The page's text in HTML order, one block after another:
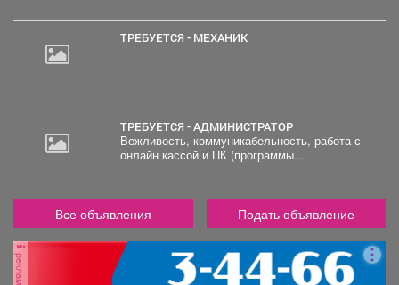
ТРЕБУЕТСЯ - МЕХАНИК
ТРЕБУЕТСЯ - АДМИНИСТРАТОР
Вежливость, коммуникабельность, работа с
онлайн кассой и ПК (программы...
Все объявления Подать объявление
реклама